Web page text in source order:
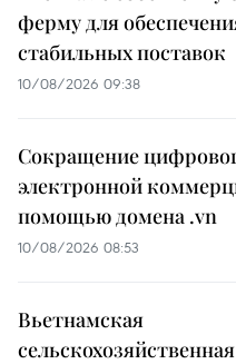
ферму для
стабильных поставок
10/08/2026 09:38
Сокращение
электронной
помощью домена .vn
10/08/2026 08:53
Вьетнамская